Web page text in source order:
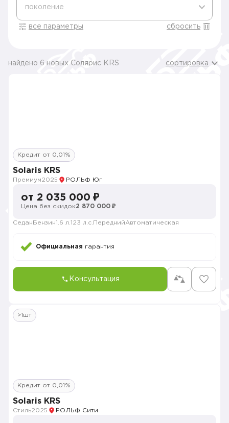
поколение
все параметры сбросить
найдено 6 новых Солярис KRS сортировка
Кредит от 0,01%
Solaris KRS
Премиум2025 РОЛЬФ Юг
от 2 035 000 ₽
Цена без скидок2 870 000 ₽
Седан Бензин1.6 л. 123 л.с. ПереднийАвтоматическая
Официальная гарантия
Консультация
>1шт
Кредит от 0,01%
Solaris KRS
Стиль2025 РОЛЬФ Сити